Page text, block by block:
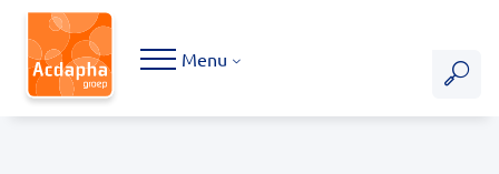
Hoofdmenu
Menu